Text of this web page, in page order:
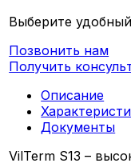
Выберите
Позвонить нам
Получить
Описание
Документы
VilTerm S13 –